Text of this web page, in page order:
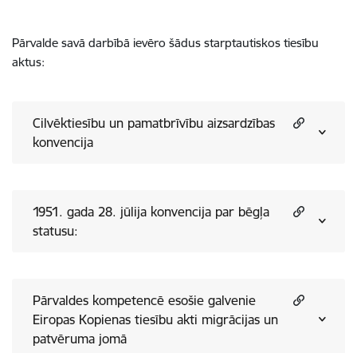
Pārvalde savā darbībā ievēro šādus starptautiskos tiesību
aktus:
Cilvēktiesību un pamatbrīvību aizsardzības
konvencija
1951. gada 28. jūlija konvencija par bēgļa
statusu:
Pārvaldes kompetencē esošie galvenie
Eiropas Kopienas tiesību akti migrācijas un
patvēruma jomā